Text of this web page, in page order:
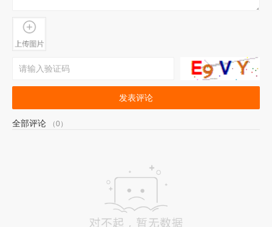
发表评论
全部评论 （0）